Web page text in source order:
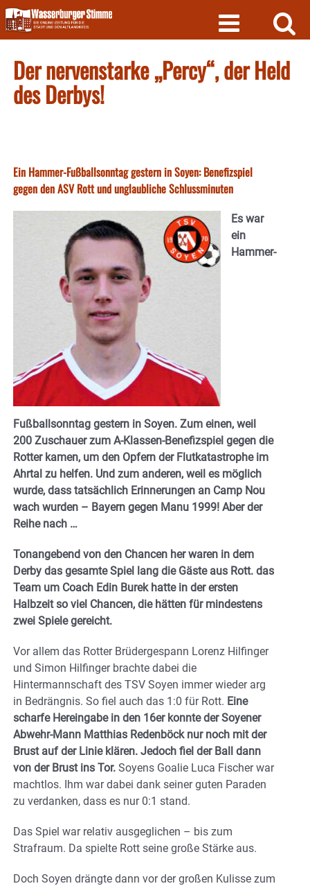
Skip
to
content
Der nervenstarke „Percy“, der Held
des Derbys!
Ein Hammer-Fußballsonntag gestern in Soyen: Benefizspiel
gegen den ASV Rott und unglaubliche Schlussminuten
Es war
ein
Hammer-
Fußballsonntag gestern in Soyen. Zum einen, weil
200 Zuschauer zum A-Klassen-Benefizspiel gegen die
Rotter kamen, um den Opfern der Flutkatastrophe im
Ahrtal zu helfen. Und zum anderen, weil es möglich
wurde, dass tatsächlich Erinnerungen an Camp Nou
wach wurden – Bayern gegen Manu 1999! Aber der
Reihe nach …
Tonangebend von den Chancen her waren in dem
Derby das gesamte Spiel lang die Gäste aus Rott. das
Team um Coach Edin Burek hatte in der ersten
Halbzeit so viel Chancen, die hätten für mindestens
zwei Spiele gereicht.
Vor allem das Rotter Brüdergespann Lorenz Hilfinger
und Simon Hilfinger brachte dabei die
Hintermannschaft des TSV Soyen immer wieder arg
in Bedrängnis. So fiel auch das 1:0 für Rott. Eine
scharfe Hereingabe in den 16er konnte der Soyener
Abwehr-Mann Matthias Redenböck nur noch mit der
Brust auf der Linie klären. Jedoch fiel der Ball dann
von der Brust ins Tor. Soyens Goalie Luca Fischer war
machtlos. Ihm war dabei dank seiner guten Paraden
zu verdanken, dass es nur 0:1 stand.
Das Spiel war relativ ausgeglichen – bis zum
Strafraum. Da spielte Rott seine große Stärke aus.
Doch Soyen drängte dann vor der großen Kulisse zum